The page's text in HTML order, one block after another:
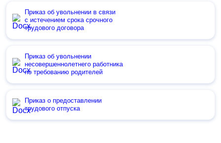
Приказ об увольнении в связи
с истечением срока срочного
трудового договора
Приказ об увольнении
несовершеннолетнего работника
по требованию родителей
Приказ о предоставлении
трудового отпуска